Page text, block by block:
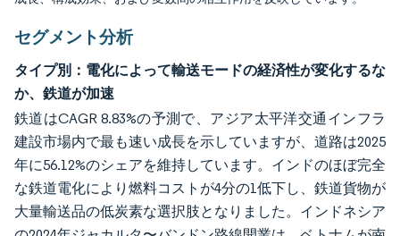
セグメント分析
タイプ別：電化によって輸送モードの経済性が変化するな
か、鉄道が加速
鉄道はCAGR 8.83%の予測で、アジア太平洋交通インフラ
建設市場内で最も速い成長を示していますが、道路は2025
年に56.12%のシェアを維持しています。インドのほぼ完全
な鉄道電化により燃料コストが4分の1低下し、鉄道貨物が
大量輸送品の低炭素な選択肢となりました。インドネシア